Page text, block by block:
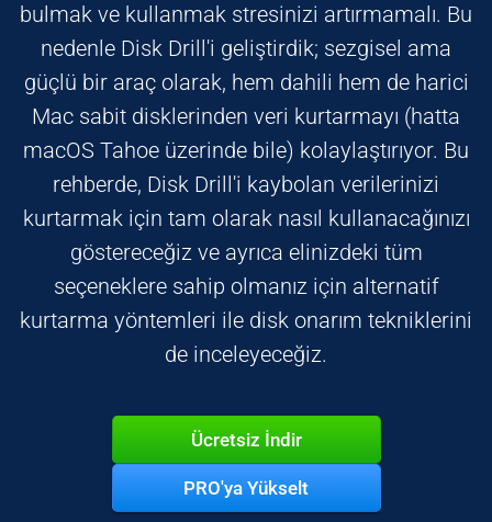
bulmak ve kullanmak stresinizi artırmamalı. Bu
nedenle Disk Drill'i geliştirdik; sezgisel ama
güçlü bir araç olarak, hem dahili hem de harici
Mac sabit disklerinden veri kurtarmayı (hatta
macOS Tahoe üzerinde bile) kolaylaştırıyor. Bu
rehberde, Disk Drill'i kaybolan verilerinizi
kurtarmak için tam olarak nasıl kullanacağınızı
göstereceğiz ve ayrıca elinizdeki tüm
seçeneklere sahip olmanız için alternatif
kurtarma yöntemleri ile disk onarım tekniklerini
de inceleyeceğiz.
Ücretsiz İndir
PRO'ya Yükselt